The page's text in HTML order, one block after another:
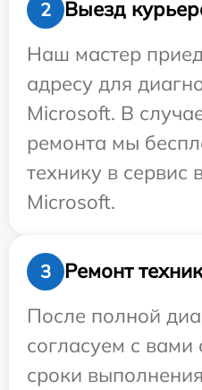
2
Выезд
Наш мастер
адресу для
Microsoft. В
ремонта мы
технику в сервис
Microsoft.
3
Ремонт
После полной
согласуем с вами
сроки